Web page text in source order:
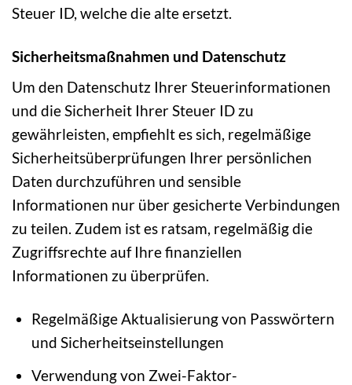
Steuer ID, welche die alte ersetzt.
Sicherheitsmaßnahmen und Datenschutz
Um den Datenschutz Ihrer Steuerinformationen
und die Sicherheit Ihrer Steuer ID zu
gewährleisten, empfiehlt es sich, regelmäßige
Sicherheitsüberprüfungen Ihrer persönlichen
Daten durchzuführen und sensible
Informationen nur über gesicherte Verbindungen
zu teilen. Zudem ist es ratsam, regelmäßig die
Zugriffsrechte auf Ihre finanziellen
Informationen zu überprüfen.
Regelmäßige Aktualisierung von Passwörtern
und Sicherheitseinstellungen
Verwendung von Zwei-Faktor-